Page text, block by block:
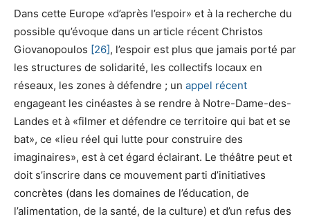
Dans cette Europe «d’après l’espoir» et à la recherche du
possible qu’évoque dans un article récent Christos
Giovanopoulos [26], l’espoir est plus que jamais porté par
les structures de solidarité, les collectifs locaux en
réseaux, les zones à défendre ; un appel récent
engageant les cinéastes à se rendre à Notre-Dame-des-
Landes et à «filmer et défendre ce territoire qui bat et se
bat», ce «lieu réel qui lutte pour construire des
imaginaires», est à cet égard éclairant. Le théâtre peut et
doit s’inscrire dans ce mouvement parti d’initiatives
concrètes (dans les domaines de l’éducation, de
l’alimentation, de la santé, de la culture) et d’un refus des